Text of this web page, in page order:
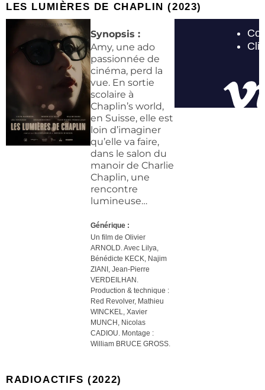
LES LUMIÈRES DE CHAPLIN (2023)
Synopsis :
Amy, une ado
passionnée de
cinéma, perd la
vue. En sortie
scolaire à
Chaplin’s world,
en Suisse, elle est
loin d’imaginer
qu’elle va faire,
dans le salon du
manoir de Charlie
Chaplin, une
rencontre
lumineuse…
Générique :
Un film de Olivier
ARNOLD. Avec Lilya,
Bénédicte KECK, Najim
ZIANI, Jean-Pierre
VERDEILHAN.
Production & technique :
Red Revolver, Mathieu
WINCKEL, Xavier
MUNCH, Nicolas
CADIOU. Montage :
William BRUCE GROSS.
RADIOACTIFS (2022)